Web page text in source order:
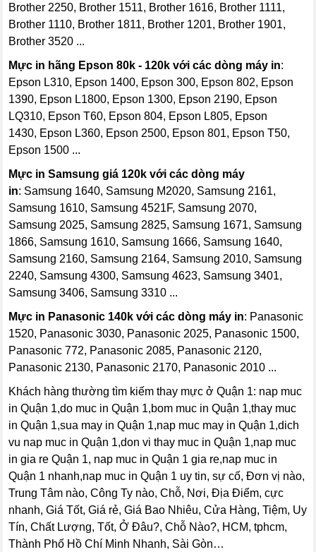
Brother 2250, Brother 1511, Brother 1616, Brother 1111,
Brother 1110, Brother 1811, Brother 1201, Brother 1901,
Brother 3520 ...
Mực in hãng Epson 80k - 120k với các dòng máy in:
Epson L310, Epson 1400, Epson 300, Epson 802, Epson
1390, Epson L1800, Epson 1300, Epson 2190, Epson
LQ310, Epson T60, Epson 804, Epson L805, Epson
1430, Epson L360, Epson 2500, Epson 801, Epson T50,
Epson 1500 ...
Mực in Samsung giá 120k với các dòng máy
in: Samsung 1640, Samsung M2020, Samsung 2161,
Samsung 1610, Samsung 4521F, Samsung 2070,
Samsung 2025, Samsung 2825, Samsung 1671, Samsung
1866, Samsung 1610, Samsung 1666, Samsung 1640,
Samsung 2160, Samsung 2164, Samsung 2010, Samsung
2240, Samsung 4300, Samsung 4623, Samsung 3401,
Samsung 3406, Samsung 3310 ...
Mực in Panasonic 140k với các dòng máy in: Panasonic
1520, Panasonic 3030, Panasonic 2025, Panasonic 1500,
Panasonic 772, Panasonic 2085, Panasonic 2120,
Panasonic 2130, Panasonic 2170, Panasonic 2010 ...
Khách hàng thường tìm kiếm thay mực ở Quận 1: nap muc
in Quận 1,do muc in Quận 1,bom muc in Quận 1,thay muc
in Quận 1,sua may in Quận 1,nap muc may in Quận 1,dich
vu nap muc in Quận 1,don vi thay muc in Quận 1,nap muc
in gia re Quận 1, nap muc in Quận 1 gia re,nap muc in
Quận 1 nhanh,nap muc in Quận 1 uy tin, sự cố, Đơn vị nào,
Trung Tâm nào, Công Ty nào, Chỗ, Nơi, Địa Điểm, cực
nhanh, Giá Tốt, Giá rẻ, Giá Bao Nhiêu, Cửa Hàng, Tiệm, Uy
Tín, Chất Lượng, Tốt, Ở Đâu?, Chỗ Nào?, HCM, tphcm,
Thành Phố Hồ Chí Minh Nhanh, Sài Gòn…